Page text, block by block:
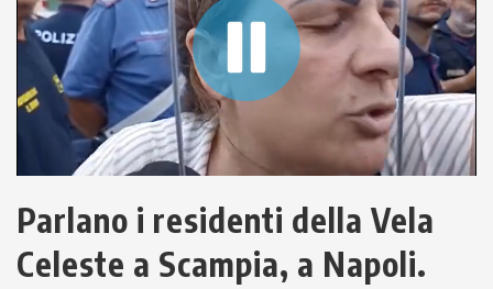
Parlano i residenti della Vela
Celeste a Scampia, a Napoli.